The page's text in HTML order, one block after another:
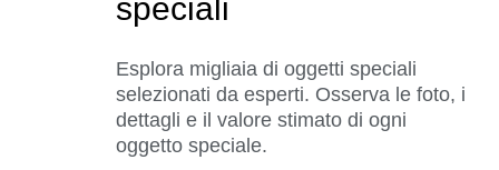
speciali
Esplora migliaia di oggetti speciali
selezionati da esperti. Osserva le foto, i
dettagli e il valore stimato di ogni
oggetto speciale.